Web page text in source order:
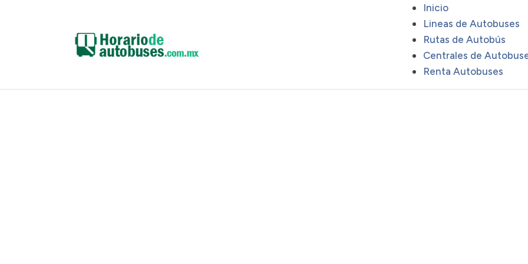
Inicio
Lineas de Autobuses
Rutas de Autobús
Centrales de
Renta Autobuses